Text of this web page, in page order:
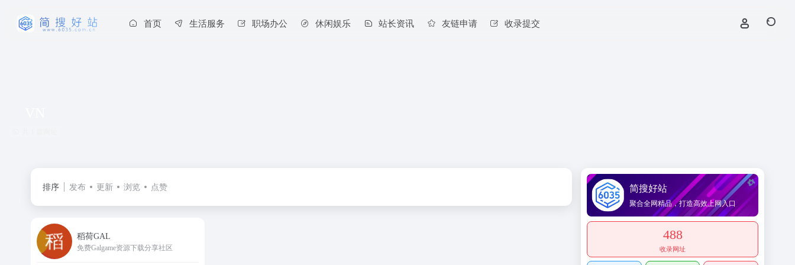
首页 生活服务 职场办公 休闲娱乐 站长资讯 友链申请 收录提交
排序 发布 更新 浏览 点赞
稻荷GAL
免费Galgame资源下载分享社区
简搜好站
聚合全网精品，打造高效上网入口
488
收录网址